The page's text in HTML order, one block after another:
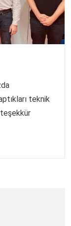
teknik
teşekkür